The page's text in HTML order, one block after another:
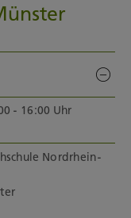
- 16:00 Uhr
Nordrhein-